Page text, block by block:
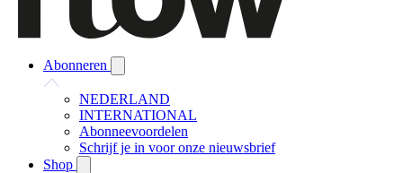
Abonneren
NEDERLAND
INTERNATIONAL
Abonneevoordelen
Schrijf je in voor onze nieuwsbrief
Shop